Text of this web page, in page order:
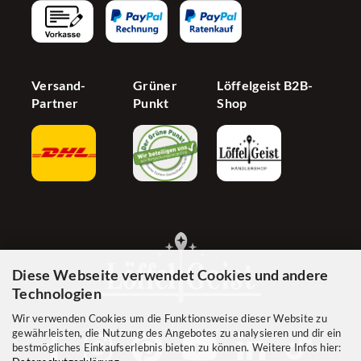
Diese Webseite verwendet Cookies und andere
Technologien
Wir verwenden Cookies um die Funktionsweise dieser Website zu
gewährleisten, die Nutzung des Angebotes zu analysieren und dir ein
bestmögliches Einkaufserlebnis bieten zu können. Weitere Infos hier:
Cookie Einstellungen
Versand-
Partner
Grüner
Punkt
Löffelgeist B2B-
Shop